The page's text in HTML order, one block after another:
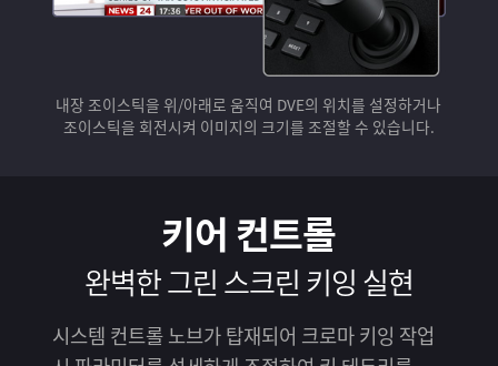
내장 조이스틱을 위/아래로 움직여 DVE의 위치를 설정하거나
조이스틱을 회전시켜 이미지의 크기를 조절할 수 있습니다.
키어 컨트롤
완벽한 그린 스크린 키잉 실현
시스템 컨트롤 노브가 탑재되어 크로마 키잉 작업